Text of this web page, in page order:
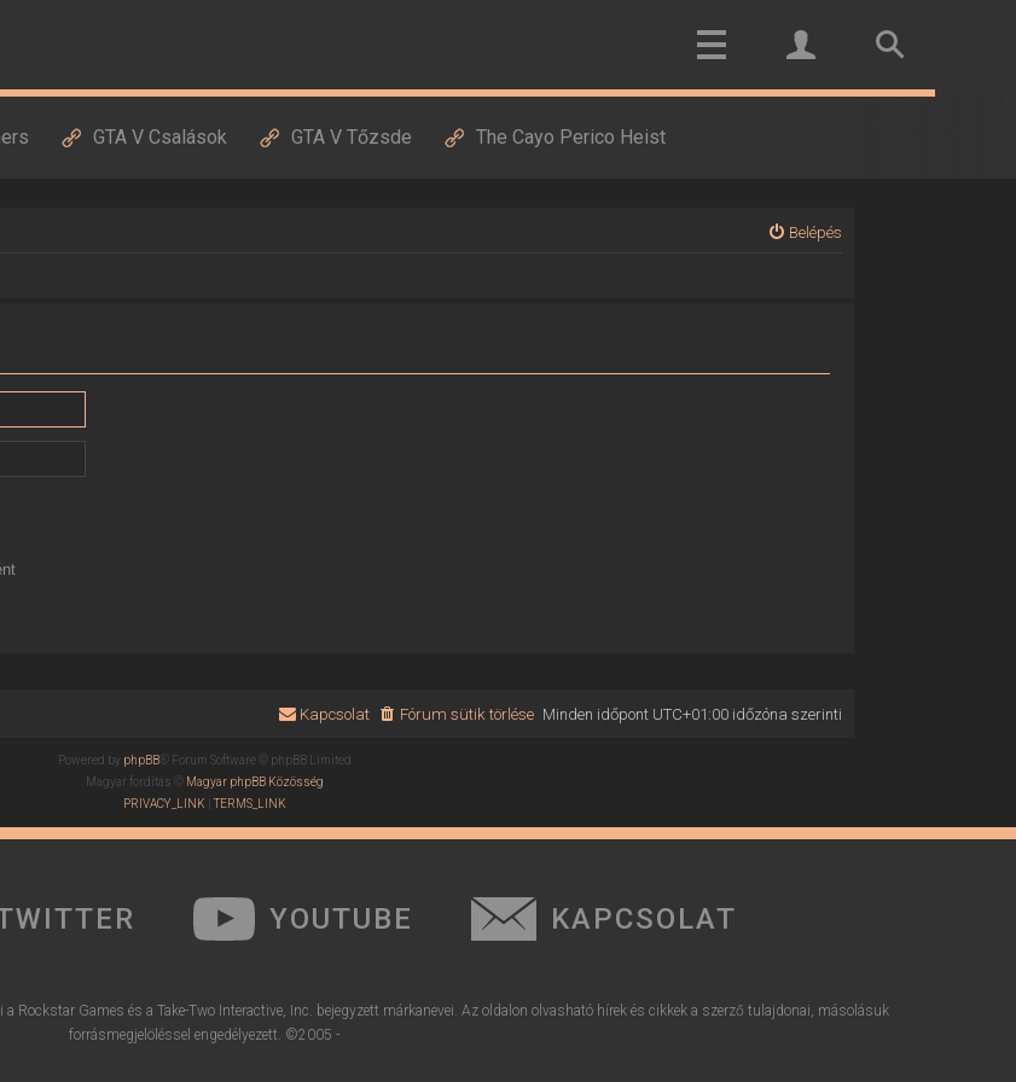
GTA V Csalások GTA V Tőzsde The Cayo Perico Heist
Belépés
Minden időpont UTC+01:00időzóna szerinti
Fórum sütik törlése
Kapcsolat
Powered by phpBB® Forum Software © phpBB Limited
Magyar fordítás © Magyar phpBB Közösség
PRIVACY_LINK |TERMS_LINK
YOUTUBE KAPCSOLAT
a Rockstar Games és a Take-Two Interactive, Inc. bejegyzett márkanevei. Az oldalon olvasható hírek és cikkek a szerző tulajdonai, másolásuk
forrásmegjelöléssel engedélyezett. ©2005 -